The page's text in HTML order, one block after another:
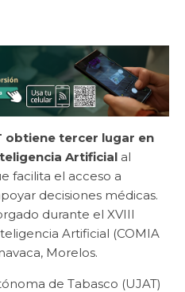
obtiene tercer lugar en
Artificial al
facilita el acceso a
decisiones médicas.
durante el XVIII
Artificial (COMIA
Morelos.
de Tabasco (UJAT)